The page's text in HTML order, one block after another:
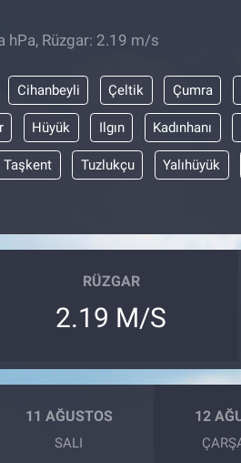
hPa, Rüzgar: 2.19 m/s
Cihanbeyli Çeltik Çumra
Hüyük Ilgın Kadınhanı
Taşkent Tuzlukçu Yalıhüyük
RÜZGAR
2.19 M/S
11 AĞUSTOS
SALI
12